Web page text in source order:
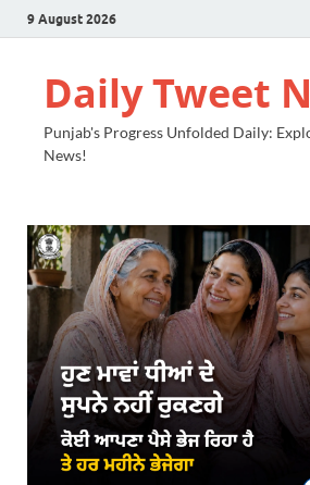
9 August 2026
Daily Tweet
Punjab's Progress Unfolded Daily:
News!